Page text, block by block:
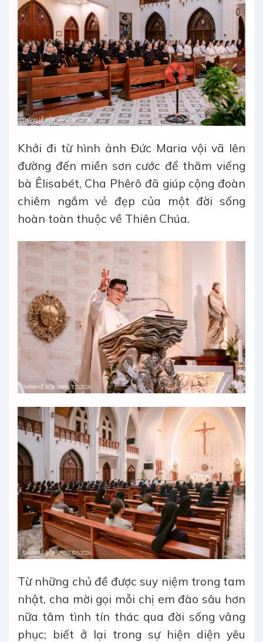
Khởi đi từ hình ảnh Đức Maria vội vã lên
đường đến miền sơn cước để thăm viếng
bà Êlisabét, Cha Phêrô đã giúp cộng đoàn
chiêm ngắm vẻ đẹp của một đời sống
hoàn toàn thuộc về Thiên Chúa.
Từ những chủ đề được suy niệm trong tam
nhật, cha mời gọi mỗi chị em đào sâu hơn
nữa tâm tình tín thác qua đời sống vâng
phục; biết ở lại trong sự hiện diện yêu